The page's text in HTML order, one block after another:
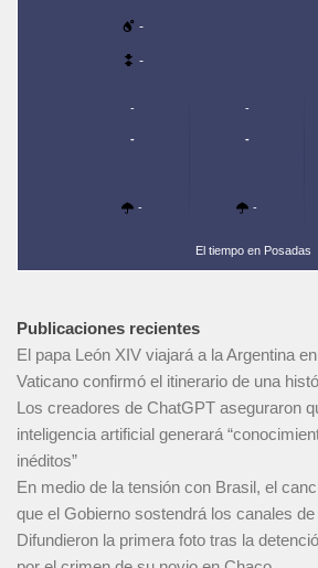
-
-
-
-
-
-
-
-
El tiempo en Posadas
Publicaciones recientes
El papa León XIV viajará a la Argentina
Vaticano confirmó el itinerario de una
Los creadores de ChatGPT aseguraron
inteligencia artificial generará
inéditos”
En medio de la tensión con Brasil, el
que el Gobierno sostendrá los canales de
Difundieron la primera foto tras la